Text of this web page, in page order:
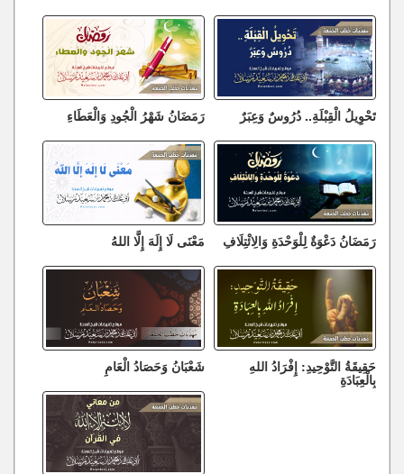
تَحْوِيلُ الْقِبْلَةِ.. دُرُوسٌ وَعِبَرٌ رَمَضَانُ شَهْرُ الْجُودِ وَالْعَطَاءِ
رَمَضَانُ دَعْوَةٌ لِلْوَحْدَةِ وَالِائْتِلَافِ مَعْنَى لَا إِلَهَ إِلَّا اللهُ
حَقِيقَةُ التَّوْحِيدِ: إِفْرَادُ اللهِ
بِالْعِبَادَةِ
شَعْبَانُ وَحَصَادُ الْعَامِ